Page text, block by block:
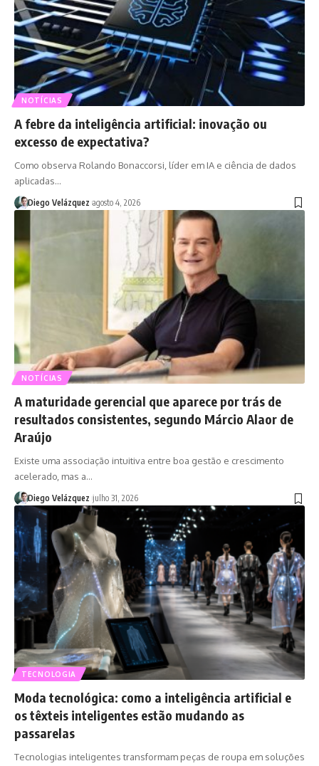
NOTÍCIAS
A febre da inteligência artificial: inovação ou
excesso de expectativa?
Como observa Rolando Bonaccorsi, líder em IA e ciência de dados
aplicadas…
Diego Velázquez agosto 4, 2026
NOTÍCIAS
A maturidade gerencial que aparece por trás de
resultados consistentes, segundo Márcio Alaor de
Araújo
Existe uma associação intuitiva entre boa gestão e crescimento
acelerado, mas a…
Diego Velázquez julho 31, 2026
TECNOLOGIA
Moda tecnológica: como a inteligência artificial e
os têxteis inteligentes estão mudando as
passarelas
Tecnologias inteligentes transformam peças de roupa em soluções